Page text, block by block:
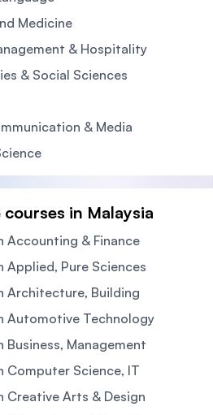
Medicine
& Hospitality
& Social Sciences
& Media
in Malaysia
Accounting & Finance
Applied, Pure Sciences
Architecture, Building
Automotive Technology
Business, Management
Computer Science, IT
Creative Arts & Design